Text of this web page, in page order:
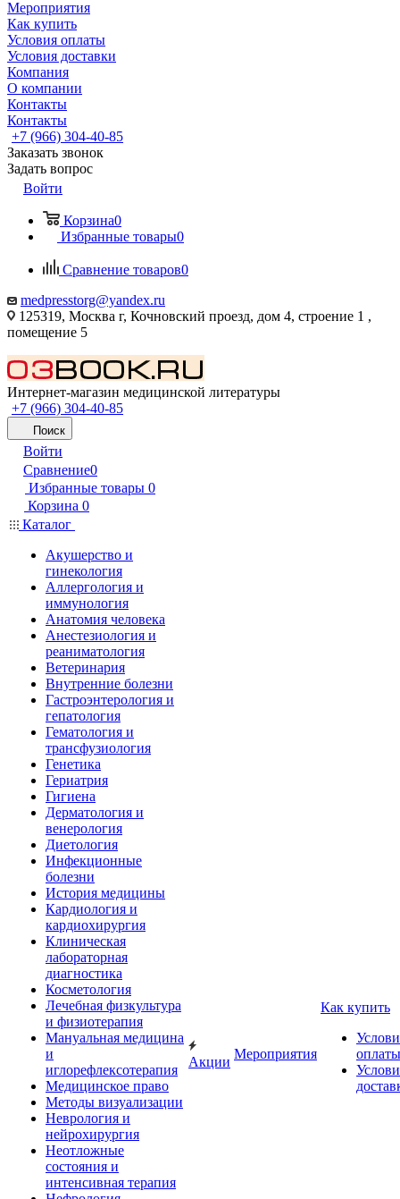
Мероприятия
Как купить
Условия оплаты
Условия доставки
Компания
О компании
Контакты
Контакты
+7 (966) 304-40-85
Заказать звонок
Задать вопрос
Войти
Корзина0
Избранные товары0
Сравнение товаров0
medpresstorg@yandex.ru
125319, Москва г, Кочновский проезд, дом 4, строение 1 ,
помещение 5
Интернет-магазин медицинской литературы
+7 (966) 304-40-85
Поиск
Войти
Сравнение0
Избранные товары 0
Корзина 0
Каталог
Акушерство и
гинекология
Аллергология и
иммунология
Анатомия человека
Анестезиология и
реаниматология
Ветеринария
Внутренние болезни
Гастроэнтерология и
гепатология
Гематология и
трансфузиология
Генетика
Гериатрия
Гигиена
Дерматология и
венерология
Диетология
Инфекционные
болезни
История медицины
Кардиология и
кардиохирургия
Клиническая
лабораторная
диагностика
Косметология
Лечебная физкультура
и физиотерапия
Мануальная медицина
и
иглорефлексотерапия
Медицинское право
Методы визуализации
Неврология и
нейрохирургия
Неотложные
состояния и
интенсивная терапия
Акции
Мероприятия
Как купить
оплаты